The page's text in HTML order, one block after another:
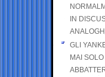
IN
GLI
MAI